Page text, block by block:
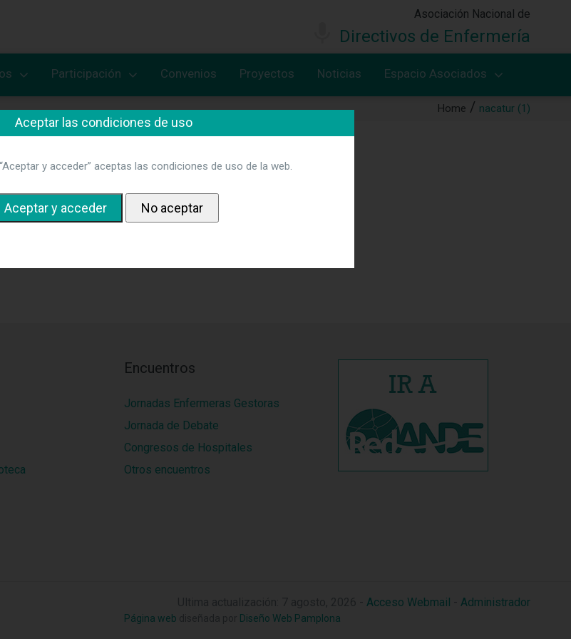
Asociación Nacional de
Directivos de Enfermería
Participación Convenios Proyectos Noticias Espacio Asociados
Home nacatur (1)
Encuentros
Jornadas Enfermeras Gestoras
Jornada de Debate
Congresos de Hospitales
Otros encuentros
Acceso Webmail Administrador
Página web Diseño Web Pamplona
Aceptar las condiciones de uso
y acceder” aceptas las condiciones de uso de la web.